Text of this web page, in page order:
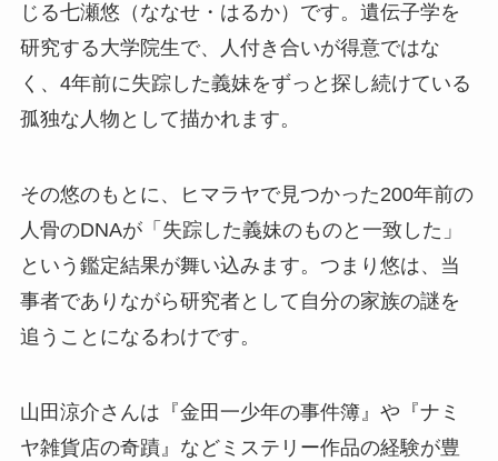
じる七瀬悠（ななせ・はるか）です。遺伝子学を
研究する大学院生で、人付き合いが得意ではな
く、4年前に失踪した義妹をずっと探し続けている
孤独な人物として描かれます。
その悠のもとに、ヒマラヤで見つかった200年前の
人骨のDNAが「失踪した義妹のものと一致した」
という鑑定結果が舞い込みます。つまり悠は、当
事者でありながら研究者として自分の家族の謎を
追うことになるわけです。
山田涼介さんは『金田一少年の事件簿』や『ナミ
ヤ雑貨店の奇蹟』などミステリー作品の経験が豊